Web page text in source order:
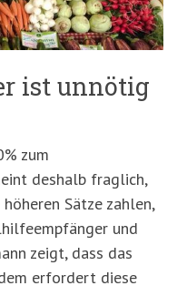
ist unnötig
zum
deshalb fraglich,
Sätze zahlen,
und
zeigt, dass das
erfordert diese